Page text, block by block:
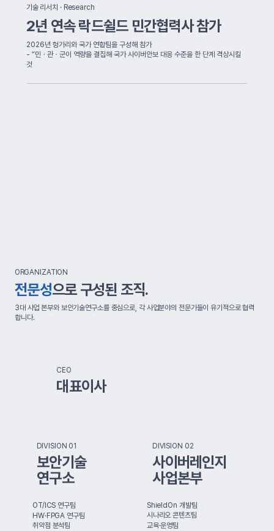
기술 리서치 · Research
2년 연속 락드쉴드 민간협력사 참가
2026년 헝가리와 국가 연합팀을 구성해 참가
- “민ㆍ관ㆍ군이 역량을 결집해 국가 사이버안보 대응 수준을 한 단계 격상시킬
것
CEO
대표이사
OT/ICS 연구팀
HW·FPGA 연구팀
취약점 분석팀
DIVISION 01
보안기술
연구소
ShieldOn 개발팀
시나리오 콘텐츠팀
교육·운영팀
DIVISION 02
사이버레인지
사업본부
ORGANIZATION
전문성으로 구성된 조직.
3대 사업 본부와 보안기술연구소를 중심으로, 각 사업분야의 전문가들이 유기적으로 협력
합니다.